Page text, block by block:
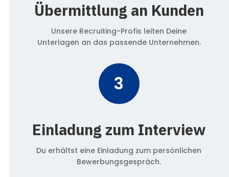
Übermittlung an Kunden
Unsere Recruiting-Profis leiten Deine
Unterlagen an das passende Unternehmen.
3
Einladung zum Interview
Du erhältst eine Einladung zum persönlichen
Bewerbungsgespräch.